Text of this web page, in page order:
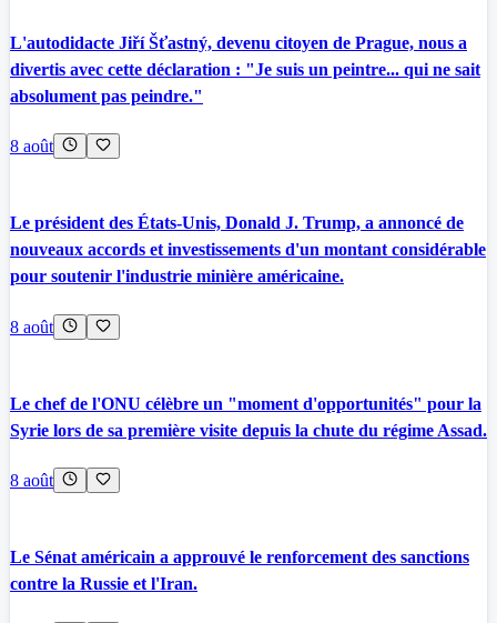
L'autodidacte Jiří Šťastný, devenu citoyen de Prague, nous a
divertis avec cette déclaration : "Je suis un peintre... qui ne sait
absolument pas peindre."
8 août
Le président des États-Unis, Donald J. Trump, a annoncé de
nouveaux accords et investissements d'un montant considérable
pour soutenir l'industrie minière américaine.
8 août
Le chef de l'ONU célèbre un "moment d'opportunités" pour la
Syrie lors de sa première visite depuis la chute du régime Assad.
8 août
Le Sénat américain a approuvé le renforcement des sanctions
contre la Russie et l'Iran.